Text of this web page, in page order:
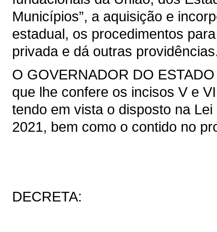
Municípios”, a aquisição e
estadual, os procedimentos
privada e dá outras
O GOVERNADOR DO
que lhe confere os incisos V e
tendo em vista o disposto na
2021, bem como o contido no
DECRETA: